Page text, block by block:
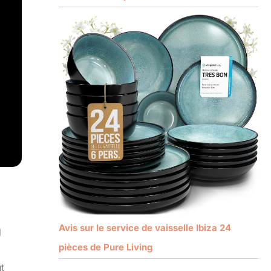
Avis sur le service de vaisselle Ibiza 24
pièces de Pure Living